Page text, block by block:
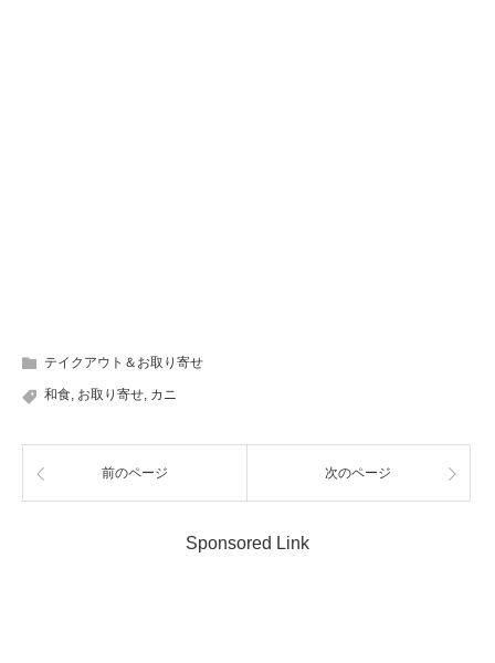
テイクアウト＆お取り寄せ
和食 お取り寄せ カニ
前のページ 次のページ
Sponsored Link